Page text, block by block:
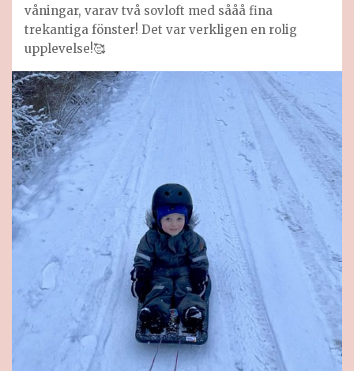
våningar, varav två sovloft med sååå fina
trekantiga fönster! Det var verkligen en rolig
upplevelse!🥰